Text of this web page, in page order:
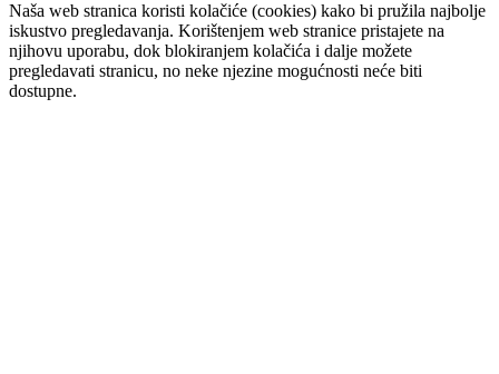
Naša web stranica koristi kolačiće (cookies) kako bi pružila najbolje
iskustvo pregledavanja. Korištenjem web stranice pristajete na
njihovu uporabu, dok blokiranjem kolačića i dalje možete
pregledavati stranicu, no neke njezine mogućnosti neće biti
dostupne.